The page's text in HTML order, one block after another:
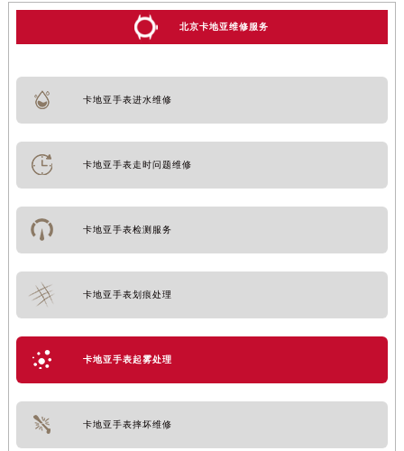
北京卡地亚维修服务
卡地亚手表进水维修
卡地亚手表走时问题维修
卡地亚手表检测服务
卡地亚手表划痕处理
卡地亚手表起雾处理
卡地亚手表摔坏维修